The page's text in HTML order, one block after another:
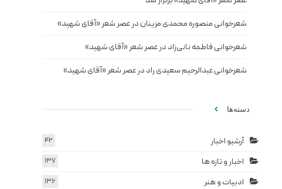
شعرخوانی منصوره محمدی مزینان در عصر شعر «آقای شهید»
شعرخوانی فاطمه نانی‌زاد در عصر شعر «آقای شهید»
شعرخوانی عبدالرحیم سعیدی راد در عصر شعر «آقای شهید»
دسته‌ها
آرشیو اخبار 42
اخبار و تازه ها 137
ادبیات و هنر 136